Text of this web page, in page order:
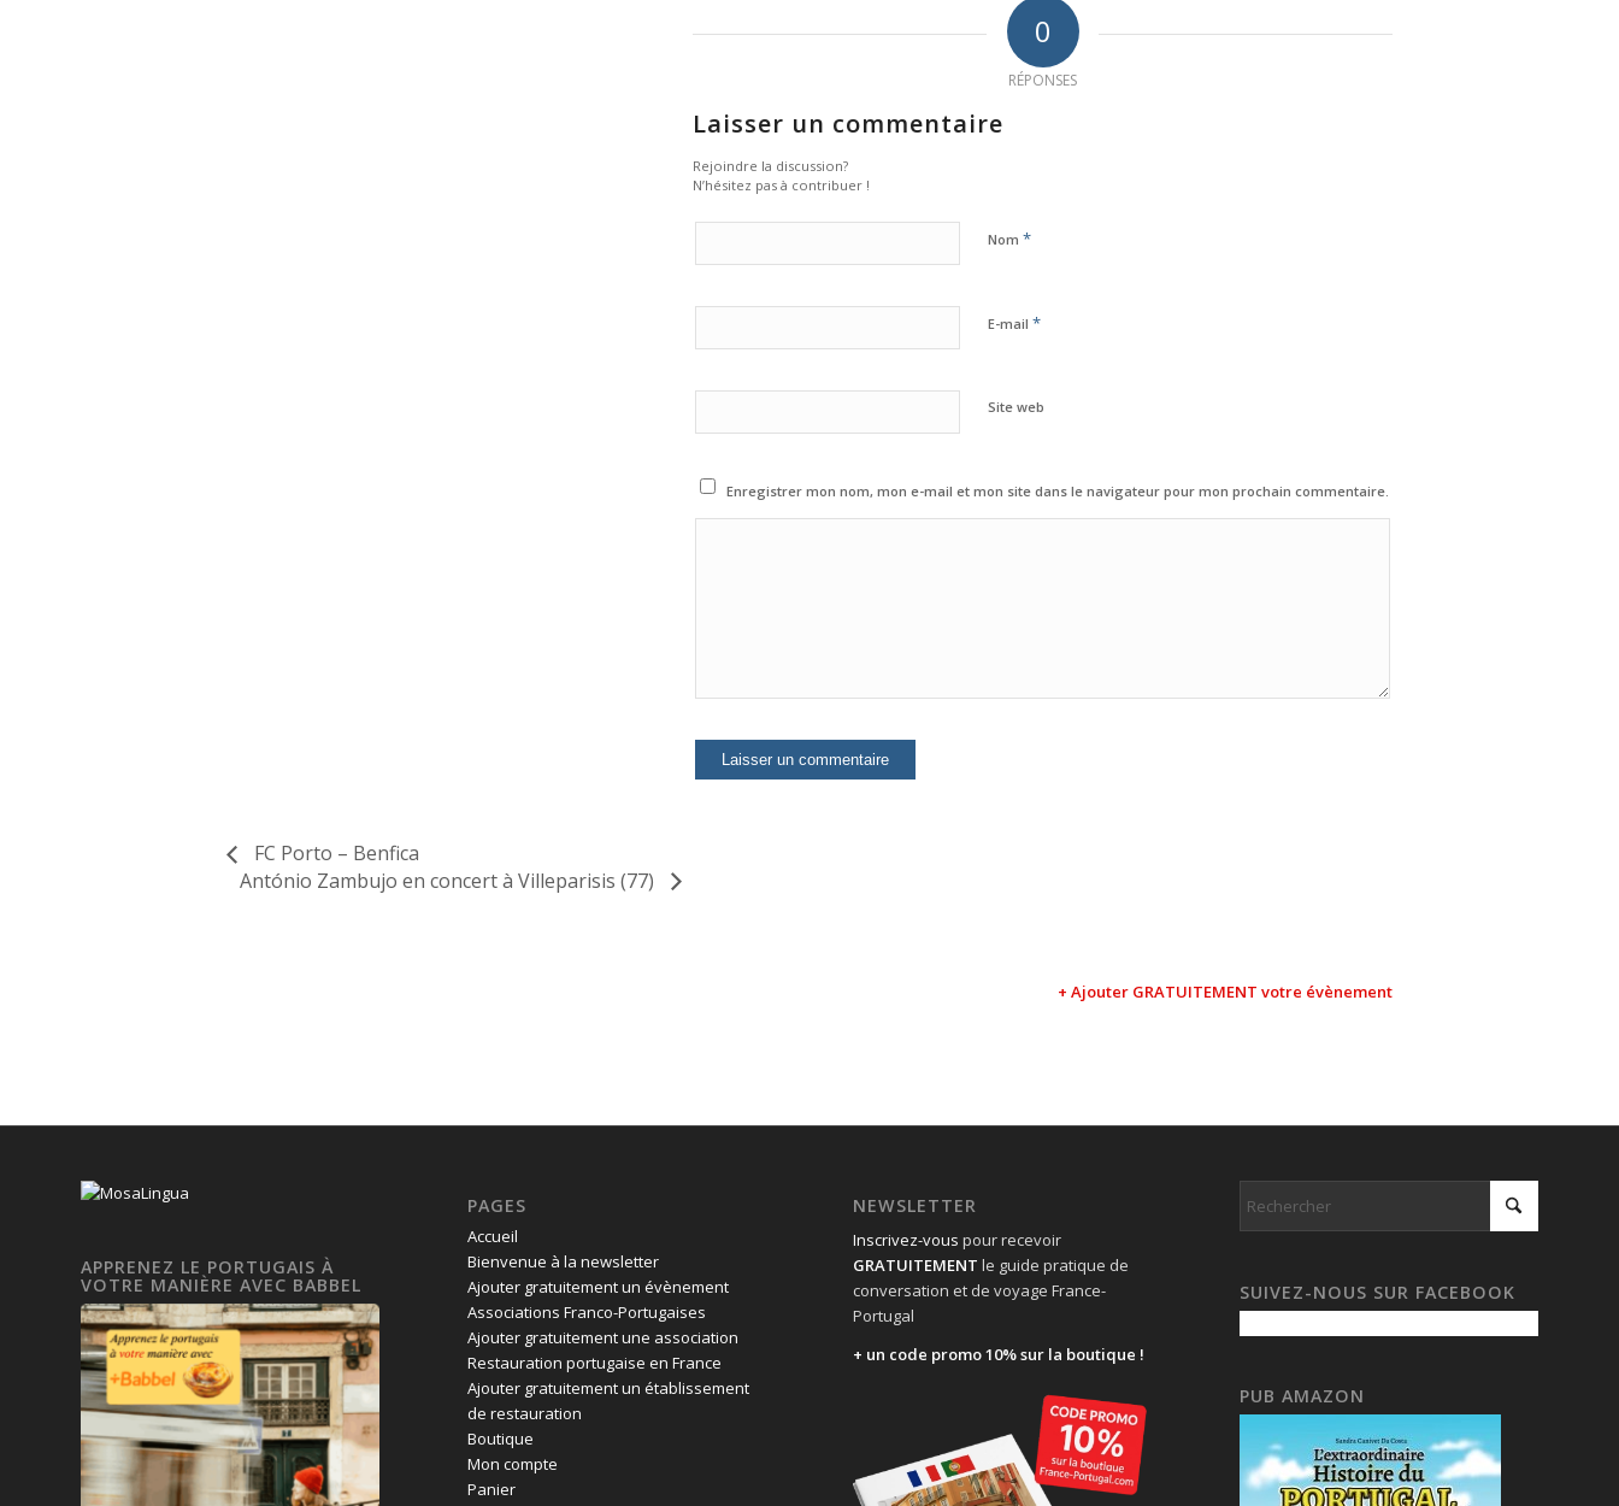
0
RÉPONSES
Laisser un commentaire
Rejoindre la discussion?
N’hésitez pas à contribuer !
Nom*
E-mail*
Site web
Enregistrer mon nom, mon e-mail et mon site dans le navigateur pour mon prochain commentaire.
FC Porto – Benfica
António Zambujo en concert à Villeparisis (77)
+ Ajouter GRATUITEMENT votre évènement
APPRENEZ LE PORTUGAIS À
VOTRE MANIÈRE AVEC BABBEL
PAGES
Accueil
Bienvenue à la newsletter
Ajouter gratuitement un évènement
Associations Franco-Portugaises
Ajouter gratuitement une association
Restauration portugaise en France
Ajouter gratuitement un établissement
de restauration
Boutique
Mon compte
Panier
NEWSLETTER
Inscrivez-vous pour recevoir
GRATUITEMENT le guide pratique de
conversation et de voyage France-
Portugal
+ un code promo 10% sur la boutique !
SUIVEZ-NOUS SUR FACEBOOK
PUB AMAZON